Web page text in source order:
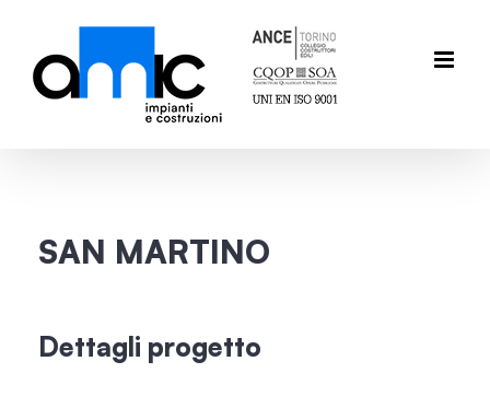
contenuto
SAN MARTINO
Dettagli progetto